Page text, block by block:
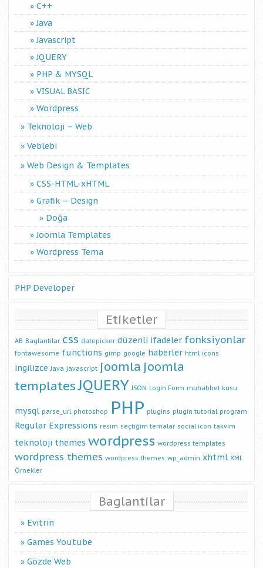
C++
Java
Javascript
JQUERY
PHP & MYSQL
VISUAL BASIC
Wordpress
Teknoloji – Web
Veblebi
Web Design & Templates
CSS-HTML-xHTML
Grafik – Design
Doğa
Joomla Templates
Wordpress Tema
PHP Developer
Etiketler
AB Baglantilar css datepicker düzenli ifadeler fonksiyonlar
fontawesome functions gimp google haberler html icons
ingilizce Java javascript joomla joomla
templatesJQUERY JSON Login Form muhabbet kusu
mysql parse_url photoshop PHP plugins plugin tutorial program
Regular Expressions resim seçtiğim temalar social icon takvim
teknoloji themes wordpress wordpress templates
wordpress themes wordpress themes wp_admin xhtml XML
Örnekler
Baglantilar
Evitrin
Games Youtube
Gözde Web